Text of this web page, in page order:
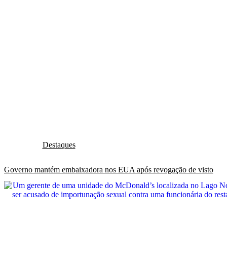
Destaques
Governo mantém embaixadora nos EUA após revogação de visto